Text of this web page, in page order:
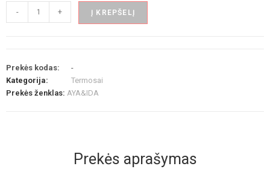
- + Į KREPŠELĮ
Prekės kodas:
-
Kategorija:
Termosai
Prekės ženklas: AYA&IDA
Prekės aprašymas